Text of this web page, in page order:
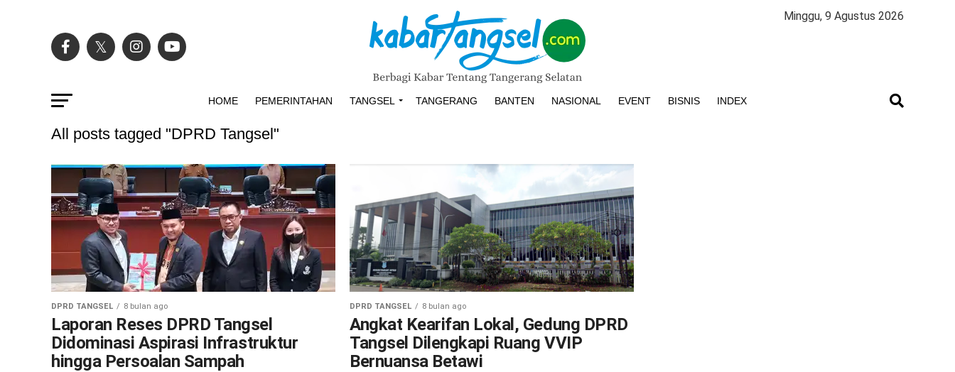
Minggu, 9 Agustus 2026
HOME PEMERINTAHAN TANGSEL TANGERANG BANTEN NASIONAL EVENT BISNIS INDEX
All posts tagged "DPRD Tangsel"
DPRD TANGSEL 8 bulan ago
Laporan Reses DPRD Tangsel
Didominasi Aspirasi Infrastruktur
hingga Persoalan Sampah
DPRD TANGSEL 8 bulan ago
Angkat Kearifan Lokal, Gedung DPRD
Tangsel Dilengkapi Ruang VVIP
Bernuansa Betawi